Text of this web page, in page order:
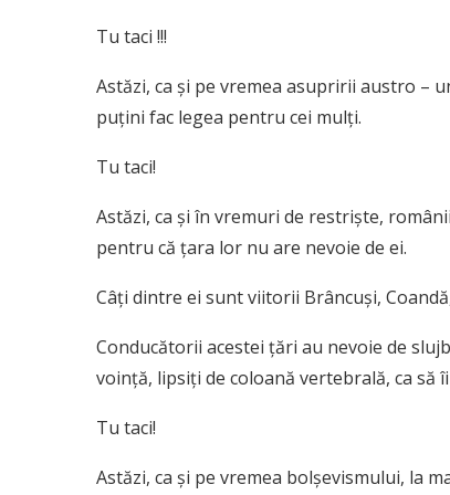
Tu taci !!!
Astăzi, ca și pe vremea asupririi austro –
puțini fac legea pentru cei mulți.
Tu taci!
Astăzi, ca și în vremuri de restriște,
pentru că țara lor nu are nevoie de ei.
Câți dintre ei sunt viitorii Brâncuși,
Conducătorii acestei țări au nevoie de
voință, lipsiți de coloană vertebrală, ca să
Tu taci!
Astăzi, ca și pe vremea bolșevismului, la